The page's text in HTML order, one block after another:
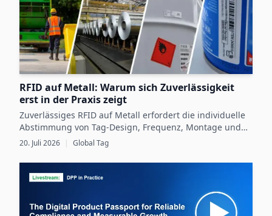
RFID auf Metall: Warum sich Zuverlässigkeit
erst in der Praxis zeigt
Zuverlässiges RFID auf Metall erfordert die individuelle
Abstimmung von Tag-Design, Frequenz, Montage und
Betriebsbedingungen sowie eine gründliche Validierung
20. Juli 2026 | Global Tag